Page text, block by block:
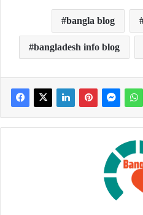
bangla blog
bangladesh info blog